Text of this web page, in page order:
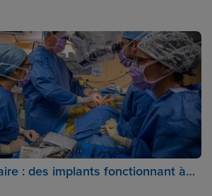
: des implants fonctionnant à…